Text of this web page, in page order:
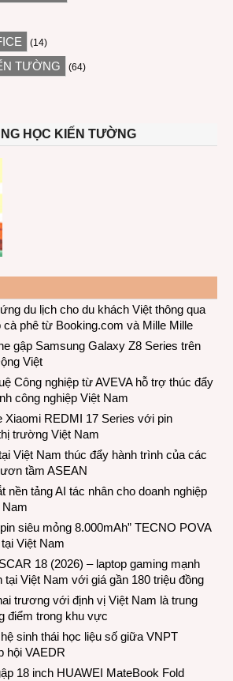
(14)
TƯỜNG (64)
HỌC KIẾN TƯỜNG
du lịch cho du khách Việt thông qua
cà phê từ Booking.com và Mille Mille
gập Samsung Galaxy Z8 Series trên
Việt
Công nghiệp từ AVEVA hỗ trợ thúc đẩy
công nghiệp Việt Nam
Xiaomi REDMI 17 Series với pin
trường Việt Nam
Việt Nam thúc đẩy hành trình của các
tầm ASEAN
nền tảng AI tác nhân cho doanh nghiệp
siêu mỏng 8.000mAh” TECNO POVA
Việt Nam
18 (2026) – laptop gaming mạnh
tại Việt Nam với giá gần 180 triệu đồng
trương với định vị Việt Nam là trung
điểm trong khu vực
sinh thái học liệu số giữa VNPT
hội VAEDR
18 inch HUAWEI MateBook Fold